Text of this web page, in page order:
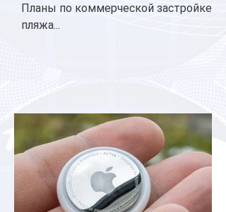
Планы по коммерческой застройке
пляжа...